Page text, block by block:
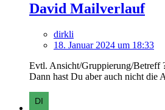
David Mailverlauf
dirkli
18. Januar 2024 um 18:33
Evtl. Ansicht/Gruppierung/Betreff
Dann hast Du aber auch nicht die